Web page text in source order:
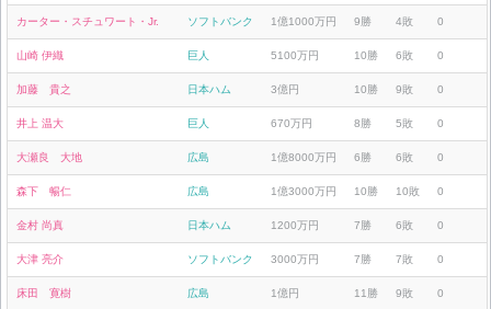
カーター・スチュワート・Jr. ソフトバンク 1億1000万円 9勝 4敗 0
山崎 伊織 巨人 5100万円 10勝 6敗 0
加藤 貴之 日本ハム 3億円 10勝 9敗 0
井上 温大 巨人 670万円 8勝 5敗 0
大瀬良 大地 広島 1億8000万円 6勝 6敗 0
森下 暢仁 広島 1億3000万円 10勝 10敗 0
金村 尚真 日本ハム 1200万円 7勝 6敗 0
大津 亮介 ソフトバンク 3000万円 7勝 7敗 0
床田 寛樹 広島 1億円 11勝 9敗 0